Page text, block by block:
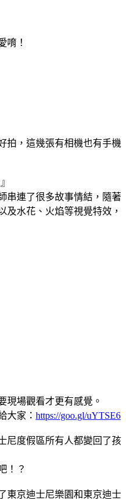
唷！
拍，這幾張有相機也有手機
串連了很多故事情結，隨著
及水花、火焰等視覺特效，
現場觀看才更有感覺。
大家： https://goo.gl/uYTSE6
尼度假區所有人都變回了孩
！？
東京迪士尼樂園和東京迪士